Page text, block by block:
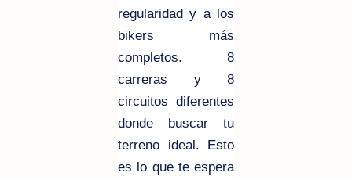
regularidad y a los
bikers más
completos. 8
carreras y 8
circuitos diferentes
donde buscar tu
terreno ideal. Esto
es lo que te espera